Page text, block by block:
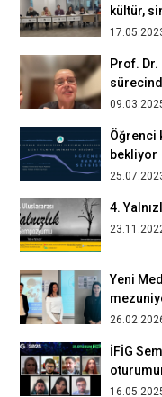
kültür,
alındı
Prof.
geldik
Öğrenci
bekliyor
4.
Yeni
savundu
İFİG
ve Sanat